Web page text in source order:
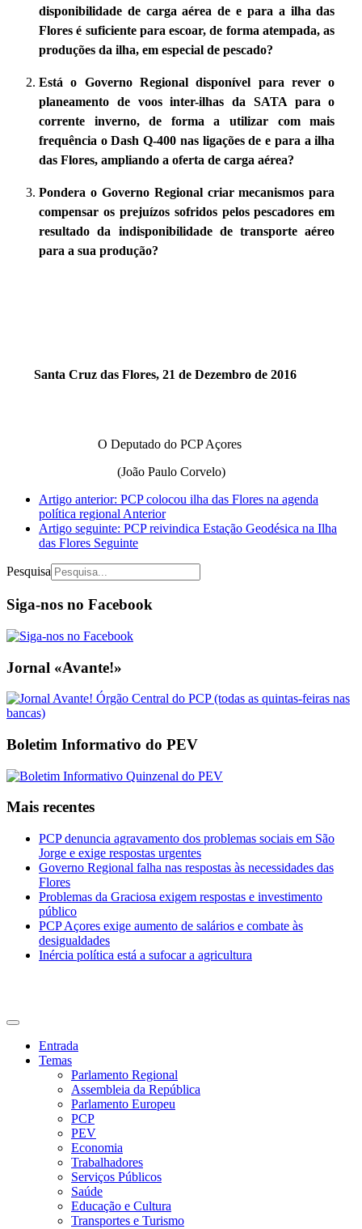
disponibilidade de carga aérea de e para a ilha das
Flores é suficiente para escoar, de forma atempada, as
produções da ilha, em especial de pescado?
Está o Governo Regional disponível para rever o
planeamento de voos inter-ilhas da SATA para o
corrente inverno, de forma a utilizar com mais
frequência o Dash Q-400 nas ligações de e para a ilha
das Flores, ampliando a oferta de carga aérea?
Pondera o Governo Regional criar mecanismos para
compensar os prejuízos sofridos pelos pescadores em
resultado da indisponibilidade de transporte aéreo
para a sua produção?
Santa Cruz das Flores, 21 de Dezembro de 2016
O Deputado do PCP Açores
(João Paulo Corvelo)
Artigo anterior: PCP colocou ilha das Flores na agenda
política regionalAnterior
Artigo seguinte: PCP reivindica Estação Geodésica na Ilha
das Flores Seguinte
Pesquisa
Siga-nos no Facebook
Jornal «Avante!»
Boletim Informativo do PEV
Mais recentes
PCP denuncia agravamento dos problemas sociais em São
Jorge e exige respostas urgentes
Governo Regional falha nas respostas às necessidades das
Flores
Problemas da Graciosa exigem respostas e investimento
público
PCP Açores exige aumento de salários e combate às
desigualdades
Inércia política está a sufocar a agricultura
Entrada
Temas
Parlamento Regional
Assembleia da República
Parlamento Europeu
PCP
PEV
Economia
Trabalhadores
Serviços Públicos
Saúde
Educação e Cultura
Transportes e Turismo